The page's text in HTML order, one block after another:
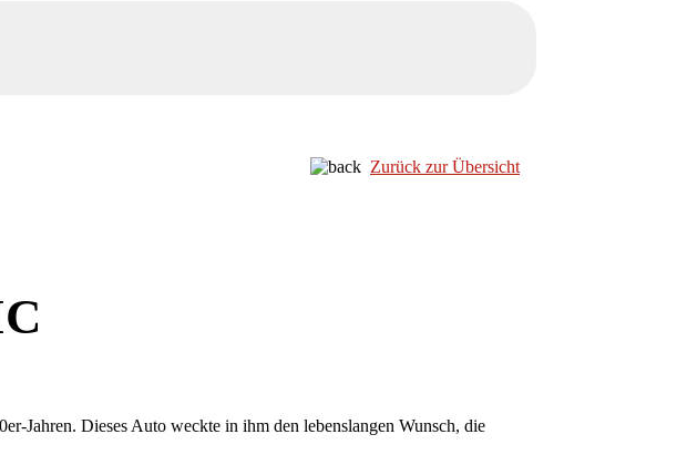
Zurück zur Übersicht
Jahren. Dieses Auto weckte in ihm den lebenslangen Wunsch, die